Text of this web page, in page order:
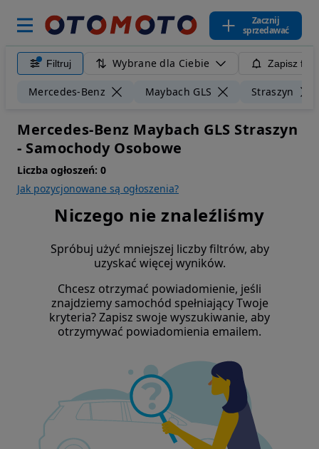
Zacznij
sprzedawać
Filtruj Wybrane dla Ciebie Zapisz
Mercedes-Benz Maybach GLS Straszyn
Mercedes-Benz Maybach GLS Straszyn
- Samochody Osobowe
Liczba ogłoszeń: 0
Jak pozycjonowane są ogłoszenia?
Niczego nie znaleźliśmy
Spróbuj użyć mniejszej liczby filtrów, aby
uzyskać więcej wyników.
Chcesz otrzymać powiadomienie, jeśli
znajdziemy samochód spełniający Twoje
kryteria? Zapisz swoje wyszukiwanie, aby
otrzymywać powiadomienia emailem.